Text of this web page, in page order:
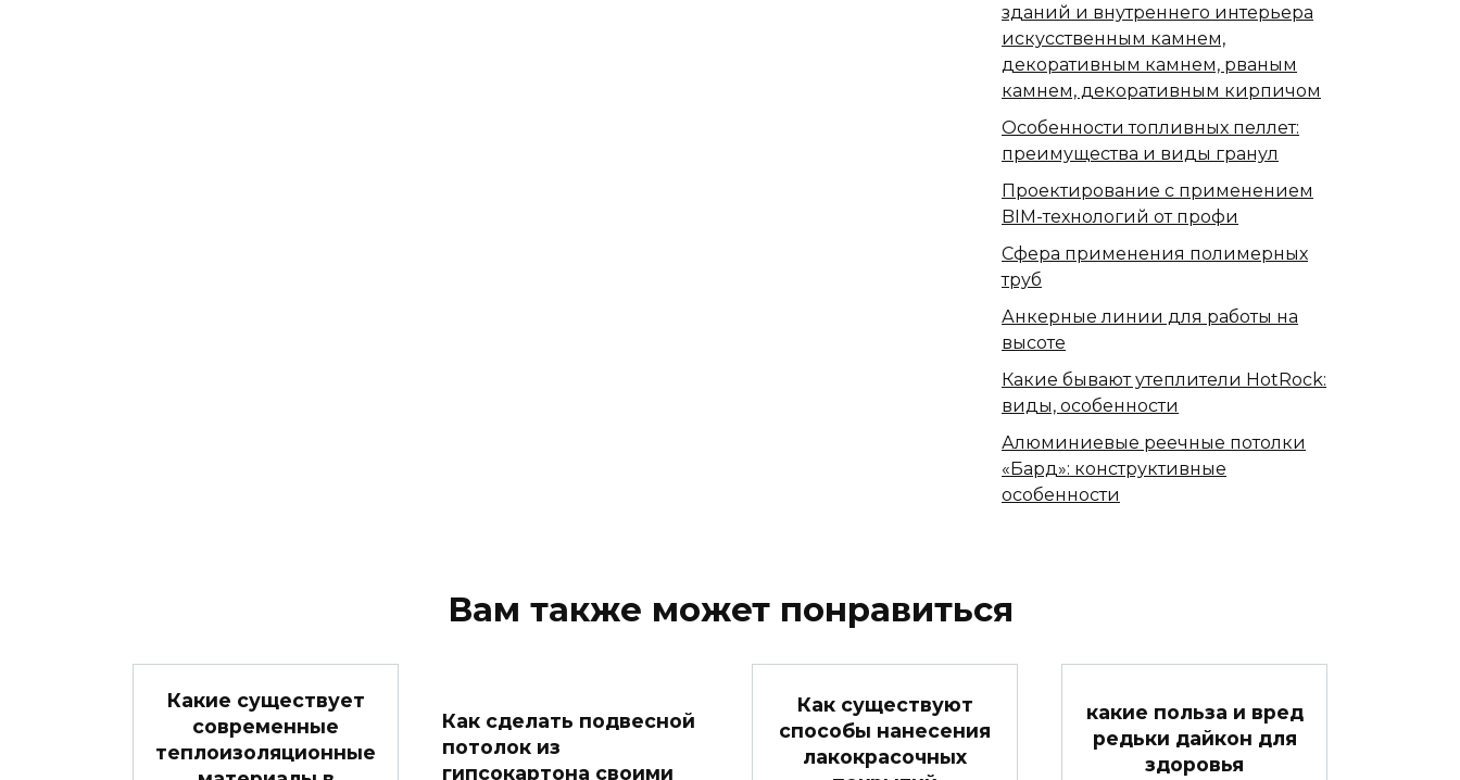
зданий и внутреннего интерьера
искусственным камнем,
декоративным камнем, рваным
камнем, декоративным кирпичом
Особенности топливных пеллет:
преимущества и виды гранул
Проектирование с применением
BIM-технологий от профи
Сфера применения полимерных
труб
Анкерные линии для работы на
высоте
Какие бывают утеплители HotRock:
виды, особенности
Алюминиевые реечные потолки
«Бард»: конструктивные
особенности
Вам также может понравиться
Какие существует
современные
теплоизоляционные
Как сделать подвесной
потолок из
гипсокартона своими
Как существуют
способы нанесения
лакокрасочных
какие польза и вред
редьки дайкон для
здоровья